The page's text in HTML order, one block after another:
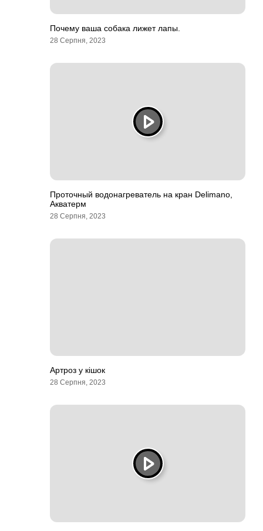
Почему ваша собака лижет лапы.
28 Серпня, 2023
Проточный водонагреватель на кран Delimano,
Акватерм
28 Серпня, 2023
Артроз у кішок
28 Серпня, 2023